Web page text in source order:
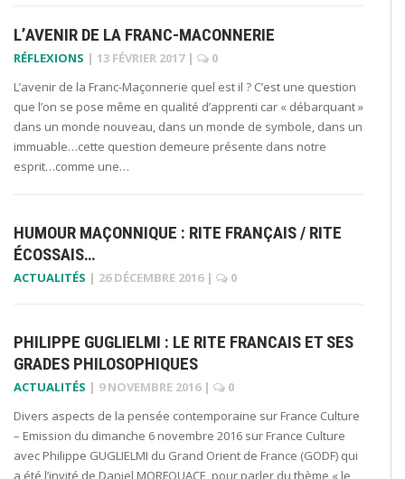
L’AVENIR DE LA FRANC-MACONNERIE
RÉFLEXIONS | 13 FÉVRIER 2017 |
0
L’avenir de la Franc-Maçonnerie quel est il ? C’est une question
que l’on se pose même en qualité d’apprenti car « débarquant »
dans un monde nouveau, dans un monde de symbole, dans un
immuable…cette question demeure présente dans notre
esprit…comme une…
HUMOUR MAÇONNIQUE : RITE FRANÇAIS / RITE
ÉCOSSAIS…
ACTUALITÉS | 26 DÉCEMBRE 2016 | 0
PHILIPPE GUGLIELMI : LE RITE FRANCAIS ET SES
GRADES PHILOSOPHIQUES
ACTUALITÉS | 9 NOVEMBRE 2016 |
0
Divers aspects de la pensée contemporaine sur France Culture
– Emission du dimanche 6 novembre 2016 sur France Culture
avec Philippe GUGLIELMI du Grand Orient de France (GODF) qui
a été l’invité de Daniel MORFOUACE pour parler du thème « le